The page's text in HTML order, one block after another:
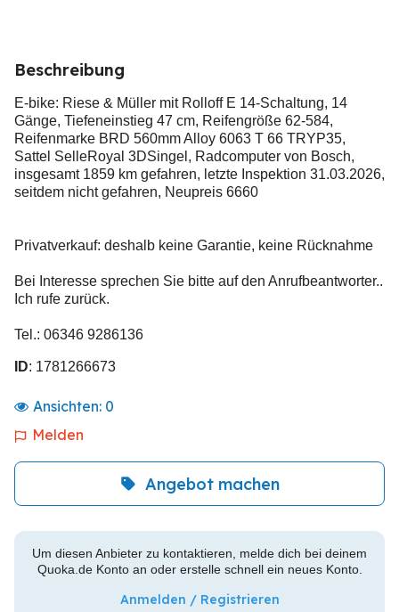
Beschreibung
E-bike: Riese & Müller mit Rolloff E 14-Schaltung, 14
Gänge, Tiefeneinstieg 47 cm, Reifengröße 62-584,
Reifenmarke BRD 560mm Alloy 6063 T 66 TRYP35,
Sattel SelleRoyal 3DSingel, Radcomputer von Bosch,
insgesamt 1859 km gefahren, letzte Inspektion 31.03.2026,
seitdem nicht gefahren, Neupreis 6660
Privatverkauf: deshalb keine Garantie, keine Rücknahme
Bei Interesse sprechen Sie bitte auf den Anrufbeantworter..
Ich rufe zurück.
Tel.: 06346 9286136
ID: 1781266673
Ansichten: 0
Melden
Angebot machen
Um diesen Anbieter zu kontaktieren, melde dich bei deinem
Quoka.de Konto an oder erstelle schnell ein neues Konto.
Anmelden / Registrieren